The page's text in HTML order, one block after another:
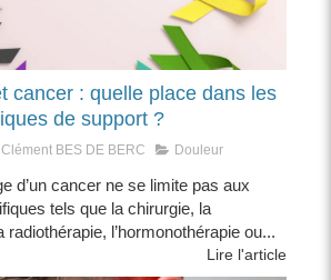
cancer : quelle place dans les
de support ?
Clément BES DE BERC Douleur
d’un cancer ne se limite pas aux
tels que la chirurgie, la
radiothérapie, l’hormonothérapie ou...
Lire l'article